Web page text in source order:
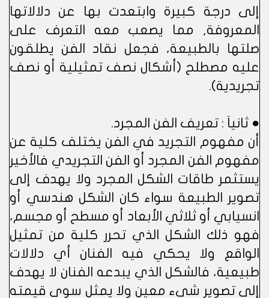
إلى درجة كبيرة وابتعدت بها عن دلالاتها
المعروفة, مما يصعب معه التعرف على
صلتها بالطبيعة، فجعل نقاد الفن يطلقون
عليه مصطلح (أشكال نصف تمثيلية أو نصف
تجريدية).
● ثانياَ : تعريف الفن المجرد.
أن مفهوم التجريد في الفن يختلف كلية عن
مفهوم الفن المجرد أو الفن التجريدي فالأخير
يستثمر طاقات الشكل المجرد ولا يهدف إلى
تصوير الطبيعة سواء كان الشكل هندسي أو
انسيابي أو ثلاثي الأبعاد أو مسطح أو مجسم،
فهو ذلك الشكل الذي تحرر كلية من تمثيل
الواقع ولا يحكي فيه الفنان أي دلالات
طبيعية، فالشكل الذي يبدعه الفنان لا يهدف
إلى تصوير شيء معين ولا يمثل سوى قيمته